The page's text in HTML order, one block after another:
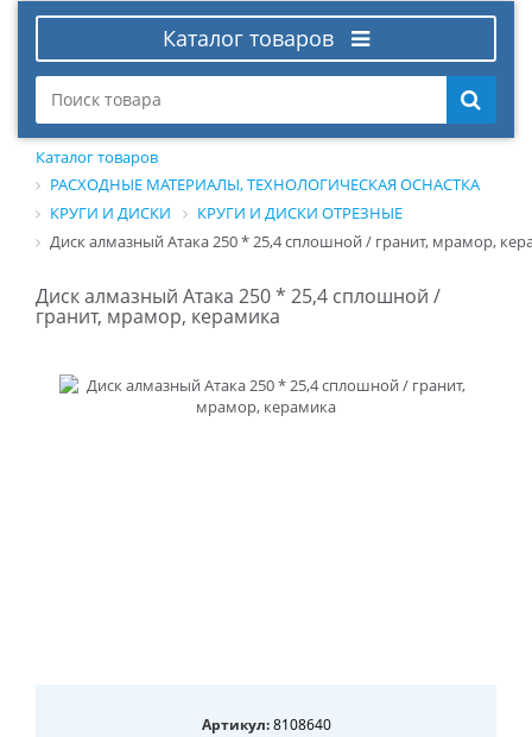
Каталог товаров
Каталог товаров
РАСХОДНЫЕ МАТЕРИАЛЫ, ТЕХНОЛОГИЧЕСКАЯ ОСНАСТКА
КРУГИ И ДИСКИ
КРУГИ И ДИСКИ ОТРЕЗНЫЕ
Диск алмазный Атака 250 * 25,4 сплошной / гранит, мрамор,
Диск алмазный Атака 250 * 25,4 сплошной /
гранит, мрамор, керамика
Артикул:8108640